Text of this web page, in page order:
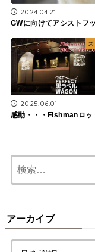
2024.04.21
GWに向けてアシストフ
2025.06.01
感動・・・Fishmanロッ
アーカイブ